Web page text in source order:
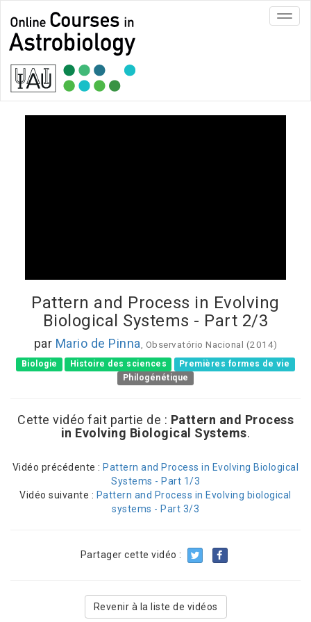
Pattern and Process in Evolving
Biological Systems - Part 2/3
par Mario de Pinna , Observatório Nacional (2014)
Biologie Histoire des sciences
Premières formes de vie
Philogénétique
Cette vidéo fait partie de : Pattern and Process
in Evolving Biological Systems.
Vidéo précédente :Pattern and Process in Evolving Biological
Systems - Part 1/3
Vidéo suivante : Pattern and Process in Evolving biological
systems - Part 3/3
Partager cette vidéo :
Revenir à la liste de vidéos